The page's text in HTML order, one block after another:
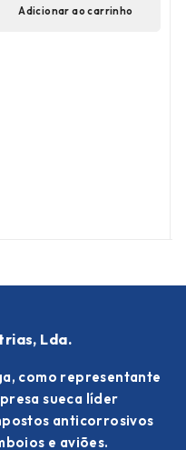
Adicionar ao carrinho
Lda.
como representante
sueca líder
anticorrosivos
e aviões.